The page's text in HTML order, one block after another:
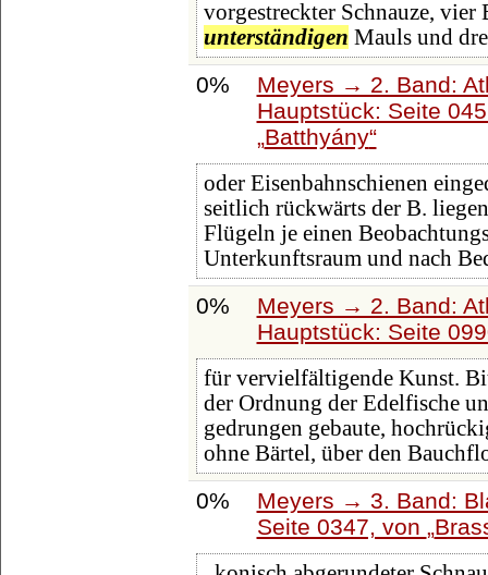
vorgestreckter Schnauze, vier
unterständigen Mauls und
0%
Meyers → 2. Band:
Hauptstück: Seite
Batthyány
oder Eisenbahnschienen
seitlich rückwärts der B.
Flügeln je einen
Unterkunftsraum und nach
0%
Meyers → 2. Band:
Hauptstück: Seite
für vervielfältigende Kunst.
der Ordnung der Edelfische
gedrungen gebaute,
ohne Bärtel, über den
0%
Meyers → 3. Band:
Seite 0347, von